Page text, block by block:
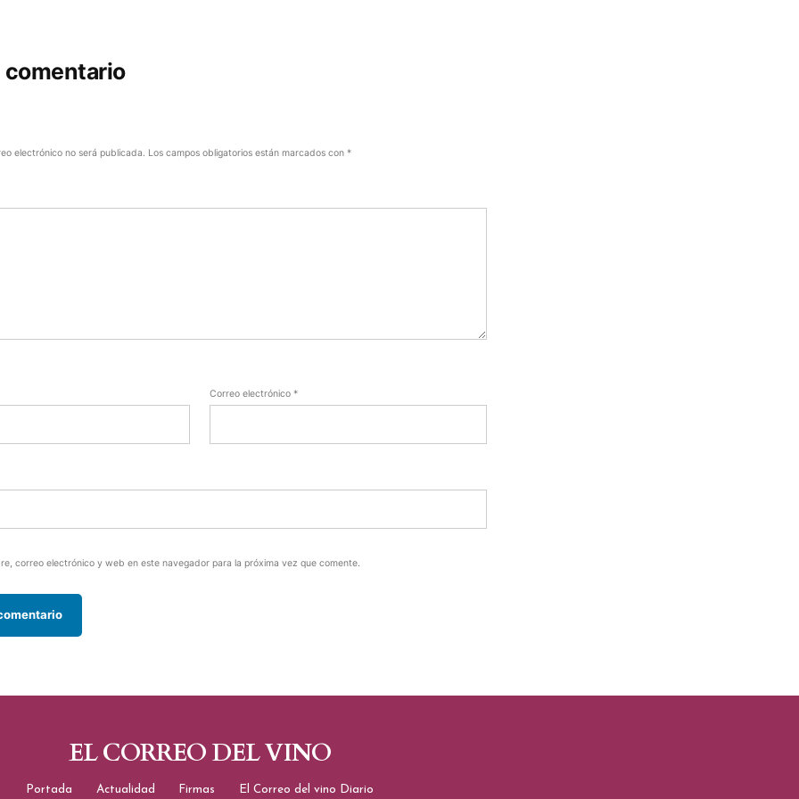
comentario
electrónico no será publicada. Los campos obligatorios están marcados con *
Correo electrónico *
correo electrónico y web en este navegador para la próxima vez que comente.
EL CORREO DEL VINO
Portada Actualidad Firmas El Correo del vino Diario